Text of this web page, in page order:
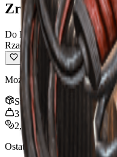
Zrujnowana
Do Recyklingu
Rzadki
Można przetworzyć na
Stos :
3kg
2,000
Ostatnia aktualizacja
Nov